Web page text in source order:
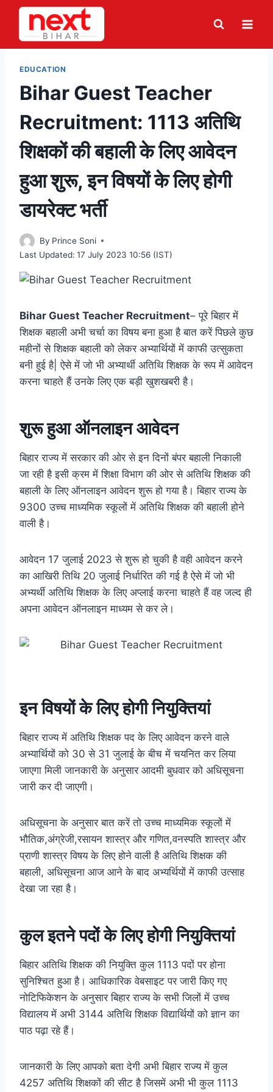
Skip
content
EDUCATION
Bihar Guest Teacher
Recruitment: 1113 अतिथि
शिक्षकों की बहाली के लिए आवेदन
हुआ शुरू, इन विषयों के लिए होगी
डायरेक्ट भर्ती
By Prince Soni
Last Updated: 17 July 2023 10:56 (IST)
Bihar Guest Teacher Recruitment– पूरे बिहार में
शिक्षक बहाली अभी चर्चा का विषय बना हुआ है बात करें पिछले कुछ
महीनों से शिक्षक बहाली को लेकर अभ्यार्थियों में काफी उत्सुकता
बनी हुई है| ऐसे में जो भी अभ्यार्थी अतिथि शिक्षक के रूप में आवेदन
करना चाहते हैं उनके लिए एक बड़ी खुशखबरी है।
शुरू हुआ ऑनलाइन आवेदन
बिहार राज्य में सरकार की ओर से इन दिनों बंपर बहाली निकाली
जा रही है इसी क्रम में शिक्षा विभाग की ओर से अतिथि शिक्षक की
बहाली के लिए ऑनलाइन आवेदन शुरू हो गया है। बिहार राज्य के
9300 उच्च माध्यमिक स्कूलों में अतिथि शिक्षक की बहाली होने
वाली है।
आवेदन 17 जुलाई 2023 से शुरू हो चुकी है वही आवेदन करने
का आखिरी तिथि 20 जुलाई निर्धारित की गई है ऐसे में जो भी
अभ्यर्थी अतिथि शिक्षक के लिए अप्लाई करना चाहते हैं वह जल्द ही
अपना आवेदन ऑनलाइन माध्यम से कर ले।
इन विषयों के लिए होगी नियुक्तियां
बिहार राज्य में अतिथि शिक्षक पद के लिए आवेदन करने वाले
अभ्यार्थियों को 30 से 31 जुलाई के बीच में चयनित कर लिया
जाएगा मिली जानकारी के अनुसार आदमी बुधवार को अधिसूचना
जारी कर दी जाएगी।
अधिसूचना के अनुसार बात करें तो उच्च माध्यमिक स्कूलों में
भौतिक,अंग्रेजी,रसायन शास्त्र और गणित,वनस्पति शास्त्र और
प्राणी शास्त्र विषय के लिए होने वाली है अतिथि शिक्षक की
बहाली, अधिसूचना आज आने के बाद अभ्यर्थियों में काफी उत्साह
देखा जा रहा है।
कुल इतने पदों के लिए होगी नियुक्तियां
बिहार अतिथि शिक्षक की नियुक्ति कुल 1113 पदों पर होना
सुनिश्चित हुआ है। आधिकारिक वेबसाइट पर जारी किए गए
नोटिफिकेशन के अनुसार बिहार राज्य के सभी जिलों में उच्च
विद्यालय में अभी 3144 अतिथि शिक्षक विद्यार्थियों को ज्ञान का
पाठ पढ़ा रहे हैं।
जानकारी के लिए आपको बता देगी अभी बिहार राज्य में कुल
4257 अतिथि शिक्षकों की सीट है जिसमें अभी भी कुल 1113